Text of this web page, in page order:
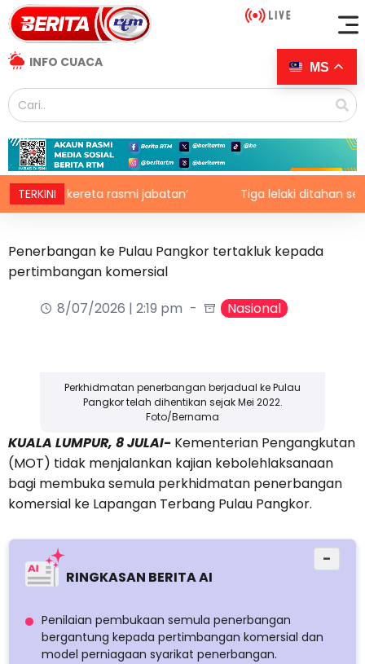
INFO CUACA
TERKINI
kereta rasmi jabatan’ Tiga lelaki ditahan selepas
Penerbangan ke Pulau Pangkor tertakluk kepada
pertimbangan komersial
8/07/2026 | 2:19 pm
Nasional
Perkhidmatan penerbangan berjadual ke Pulau
Pangkor telah dihentikan sejak Mei 2022.
Foto/Bernama
KUALA LUMPUR, 8 JULAI- Kementerian Pengangkutan
(MOT) tidak menjalankan kajian kebolehlaksanaan
bagi membuka semula perkhidmatan penerbangan
komersial ke Lapangan Terbang Pulau Pangkor.
RINGKASAN BERITA AI
−
Penilaian pembukaan semula penerbangan
bergantung kepada pertimbangan komersial dan
model perniagaan syarikat penerbangan.
MS